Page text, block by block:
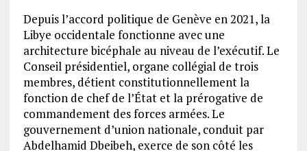
Depuis l’accord politique de Genève en 2021, la
Libye occidentale fonctionne avec une
architecture bicéphale au niveau de l’exécutif. Le
Conseil présidentiel, organe collégial de trois
membres, détient constitutionnellement la
fonction de chef de l’État et la prérogative de
commandement des forces armées. Le
gouvernement d’union nationale, conduit par
Abdelhamid Dbeibeh, exerce de son côté les